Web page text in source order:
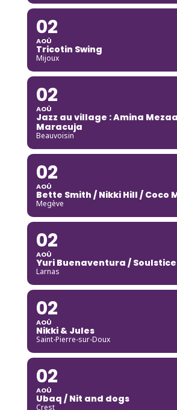
02
AOÛ
Tricotin Swing
Mijoux
02
AOÛ
Jazz au village : Amina
Maracuja
Beauvoisin
02
AOÛ
Bette Smith / Nikki Hill / Coco
Megève
02
AOÛ
Yuri Buenaventura / Soulstice
Larnas
02
AOÛ
Nikki & Jules
Saint-Pierre-sur-Doux
02
AOÛ
Ubaq / Nit and dogs
Crest